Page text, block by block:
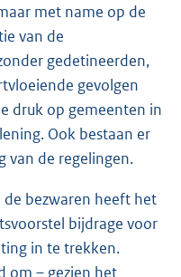
met name op de
van de
gedetineerden,
gevolgen
druk op gemeenten in
Ook bestaan er
van de regelingen.
bezwaren heeft het
bijdrage voor
in te trekken.
om – gezien het